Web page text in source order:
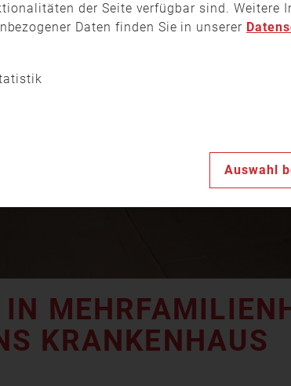
IN
KRANKENHAUS
der Seite verfügbar sind. Weitere
Daten finden Sie in unserer
Auswahl